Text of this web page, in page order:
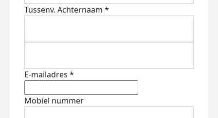
Tussenv. Achternaam *
E-mailadres *
Mobiel nummer